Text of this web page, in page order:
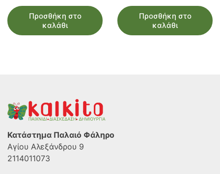
Προσθήκη στο
καλάθι
Προσθήκη στο
καλάθι
Κατάστημα Παλαιό Φάληρο
Αγίου Αλεξάνδρου 9
2114011073